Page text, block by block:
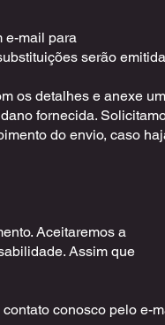
e-mail para
serão
os detalhes e anexe
fornecida.
do envio, caso
Aceitaremos a
Assim que
conosco pelo e-